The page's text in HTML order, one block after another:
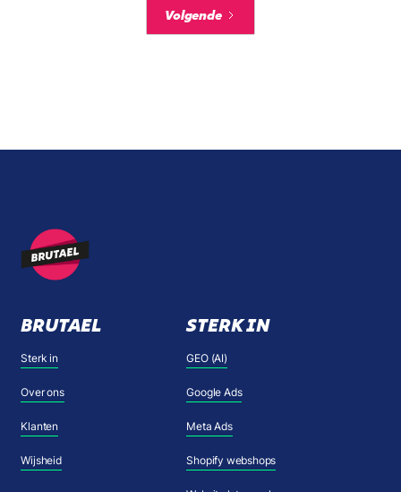
Volgende
BRUTAEL
Sterk in
Over ons
Klanten
Wijsheid
STERK IN
GEO (AI)
Google Ads
Meta Ads
Shopify webshops